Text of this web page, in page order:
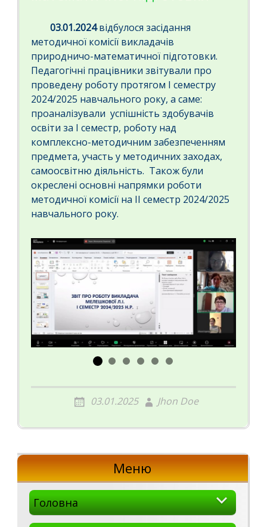
03.01.2024відбулося засідання
методичної комісії викладачів
природничо-математичної підготовки.
Педагогічні працівники звітували про
проведену роботу протягом І семестру
2024/2025 навчального року, а саме:
проаналізували успішність здобувачів
освіти за І семестр, роботу над
комплексно-методичним забезпеченням
предмета, участь у методичних заходах,
самоосвітню діяльність. Також були
окреслені основні напрямки роботи
методичної комісії на ІІ семестр 2024/2025
навчального року.
03.01.2025 Jhon Doe
Меню
Головна